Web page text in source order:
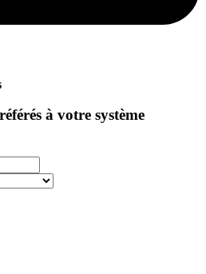
à votre système